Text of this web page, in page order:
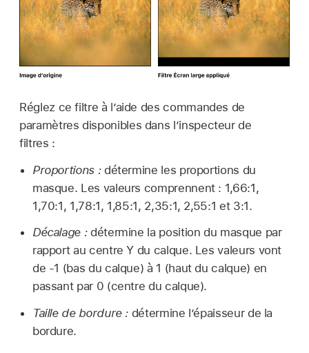
Réglez ce filtre à l’aide des commandes de
paramètres disponibles dans l’inspecteur de
filtres :
Proportions :détermine les proportions du
masque. Les valeurs comprennent : 1,66:1,
1,70:1, 1,78:1, 1,85:1, 2,35:1, 2,55:1 et 3:1.
Décalage :détermine la position du masque par
rapport au centre Y du calque. Les valeurs vont
de -1 (bas du calque) à 1 (haut du calque) en
passant par 0 (centre du calque).
Taille de bordure : détermine l’épaisseur de la
bordure.